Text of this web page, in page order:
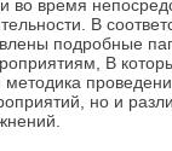
во время
В
подробные
В
методика
но и